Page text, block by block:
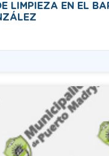
LIMPIEZA EN EL